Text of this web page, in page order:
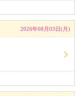
2026年08月03日(月)